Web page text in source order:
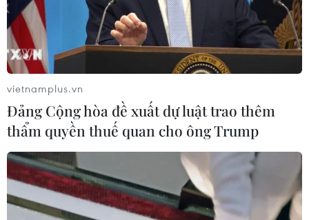
vietnamplus.vn
Đảng Cộng hòa đề xuất dự luật trao thêm
thẩm quyền thuế quan cho ông Trump